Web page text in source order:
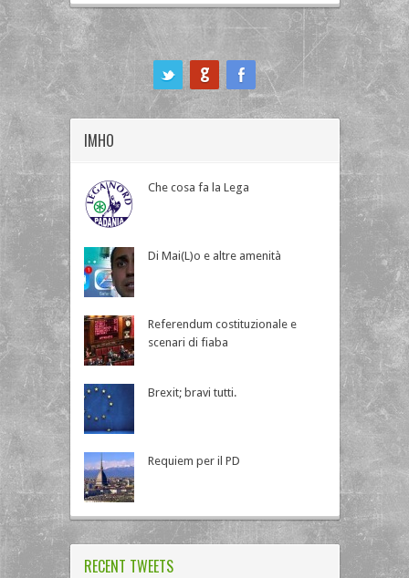
IMHO
Che cosa fa la Lega
Di Mai(L)o e altre amenità
Referendum costituzionale e
scenari di fiaba
Brexit; bravi tutti.
Requiem per il PD
RECENT TWEETS